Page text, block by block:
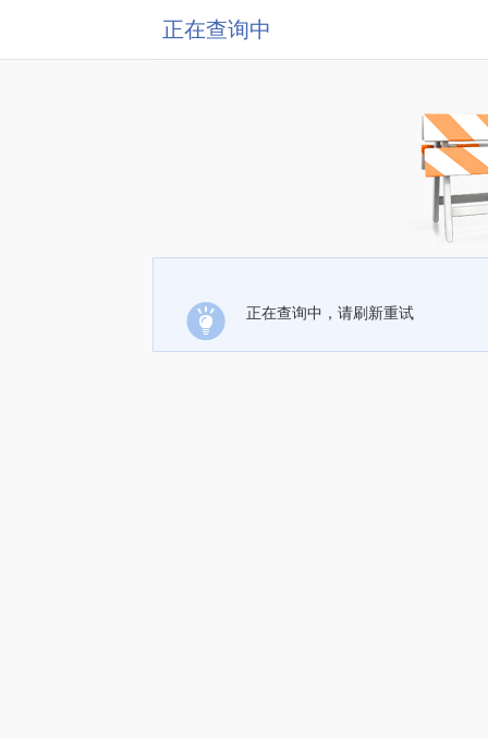
正在查询中
正在查询中，请刷新重试